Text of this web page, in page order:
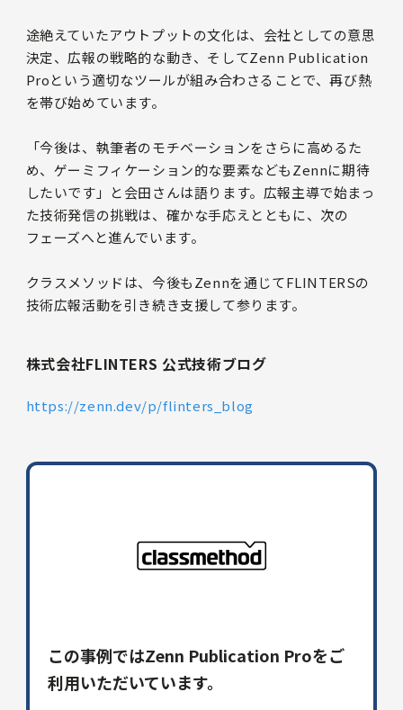
途絶えていたアウトプットの文化は、会社としての意思
決定、広報の戦略的な動き、そしてZenn Publication
Proという適切なツールが組み合わさることで、再び熱
を帯び始めています。
「今後は、執筆者のモチベーションをさらに高めるた
め、ゲーミフィケーション的な要素などもZennに期待
したいです」と会田さんは語ります。広報主導で始まっ
た技術発信の挑戦は、確かな手応えとともに、次の
フェーズへと進んでいます。
クラスメソッドは、今後もZennを通じてFLINTERSの
技術広報活動を引き続き支援して参ります。
株式会社FLINTERS 公式技術ブログ
https://zenn.dev/p/flinters_blog
この事例ではZenn Publication Proをご
利用いただいています。